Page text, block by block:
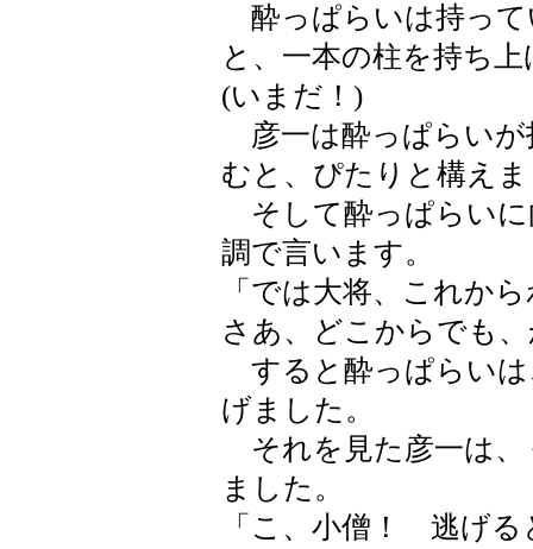
酔っぱらいは持って
と、一本の柱を持ち
(いまだ！)
彦一は酔っぱらいが
むと、ぴたりと構え
そして酔っぱらいに
調で言います。
「では大将、これか
さあ、どこからでも
すると酔っぱらいは
げました。
それを見た彦一は、
ました。
「こ、小僧！ 逃げる